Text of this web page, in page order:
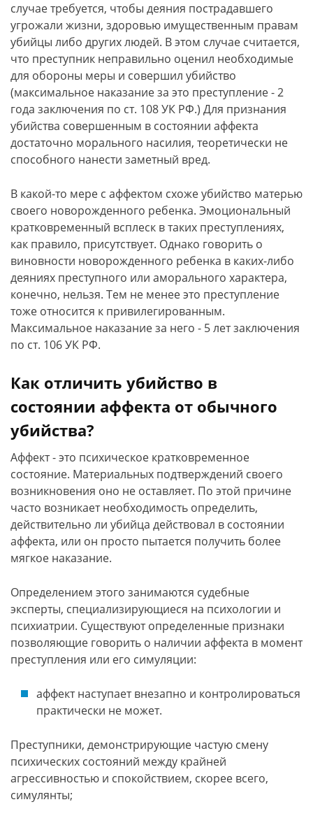
случае требуется, чтобы деяния пострадавшего
угрожали жизни, здоровью имущественным правам
убийцы либо других людей. В этом случае считается,
что преступник неправильно оценил необходимые
для обороны меры и совершил убийство
(максимальное наказание за это преступление - 2
года заключения по ст. 108 УК РФ.) Для признания
убийства совершенным в состоянии аффекта
достаточно морального насилия, теоретически не
способного нанести заметный вред.
В какой-то мере с аффектом схоже убийство матерью
своего новорожденного ребенка. Эмоциональный
кратковременный всплеск в таких преступлениях,
как правило, присутствует. Однако говорить о
виновности новорожденного ребенка в каких-либо
деяниях преступного или аморального характера,
конечно, нельзя. Тем не менее это преступление
тоже относится к привилегированным.
Максимальное наказание за него - 5 лет заключения
по ст. 106 УК РФ.
Как отличить убийство в
состоянии аффекта от обычного
убийства?
Аффект - это психическое кратковременное
состояние. Материальных подтверждений своего
возникновения оно не оставляет. По этой причине
часто возникает необходимость определить,
действительно ли убийца действовал в состоянии
аффекта, или он просто пытается получить более
мягкое наказание.
Определением этого занимаются судебные
эксперты, специализирующиеся на психологии и
психиатрии. Существуют определенные признаки
позволяющие говорить о наличии аффекта в момент
преступления или его симуляции:
аффект наступает внезапно и контролироваться
практически не может.
Преступники, демонстрирующие частую смену
психических состояний между крайней
агрессивностью и спокойствием, скорее всего,
симулянты;